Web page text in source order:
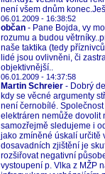
není všem dnům
06.01.2009 - 16:38:52
občan - Pane Bojda, vy
rozumu a budou
naše taktika (tedy
lidé jsou ovlivněni, či
objektivnější..
06.01.2009 - 14:37:58
Martin Schreier - Dobrý
kdy se věcné argumenty
není černobílé.
elektráren nemůže dovolit
samozřejmě sledujeme i
jako zmíněné úskalí určitě
dosavadních zjištění je
rozšiřovat negativní
vystoupení p. Vlka z MŽP